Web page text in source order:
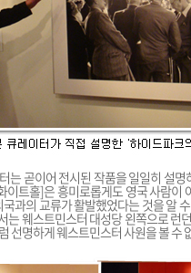
는 곧이어 전시된 작품을 일일히 설
트홀]은 흥미로롭게도 영국 사람이
과의 교류가 활발했었다는 것을 알
웨스트민스터 대성당 왼쪽으로 런
선명하게 웨스트민스터 사원을 볼 수